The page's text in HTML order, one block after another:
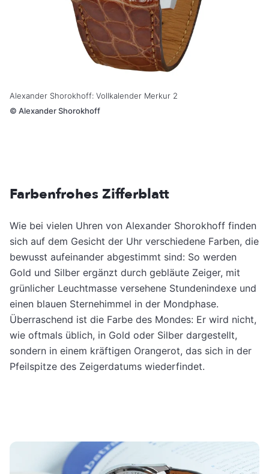
Alexander Shorokhoff: Vollkalender Merkur 2
© Alexander Shorokhoff
Farbenfrohes Zifferblatt
Wie bei vielen Uhren von Alexander Shorokhoff finden
sich auf dem Gesicht der Uhr verschiedene Farben, die
bewusst aufeinander abgestimmt sind: So werden
Gold und Silber ergänzt durch gebläute Zeiger, mit
grünlicher Leuchtmasse versehene Stundenindexe und
einen blauen Sternehimmel in der Mondphase.
Überraschend ist die Farbe des Mondes: Er wird nicht,
wie oftmals üblich, in Gold oder Silber dargestellt,
sondern in einem kräftigen Orangerot, das sich in der
Pfeilspitze des Zeigerdatums wiederfindet.